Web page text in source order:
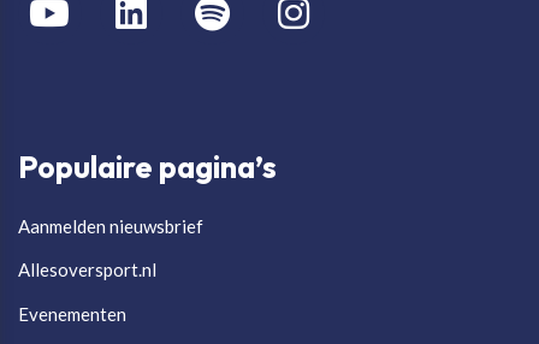
Populaire pagina’s
Aanmelden nieuwsbrief
Allesoversport.nl
Evenementen